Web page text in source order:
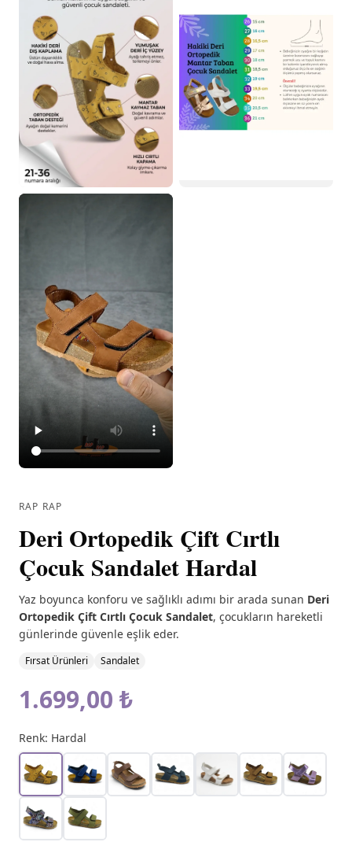
RAP RAP
Deri Ortopedik Çift Cırtlı
Çocuk Sandalet Hardal
Yaz boyunca konforu ve sağlıklı adımı bir arada sunan Deri
Ortopedik Çift Cırtlı Çocuk Sandalet, çocukların hareketli
günlerinde güvenle eşlik eder.
Fırsat Ürünleri Sandalet
1.699,00 ₺
Renk: Hardal